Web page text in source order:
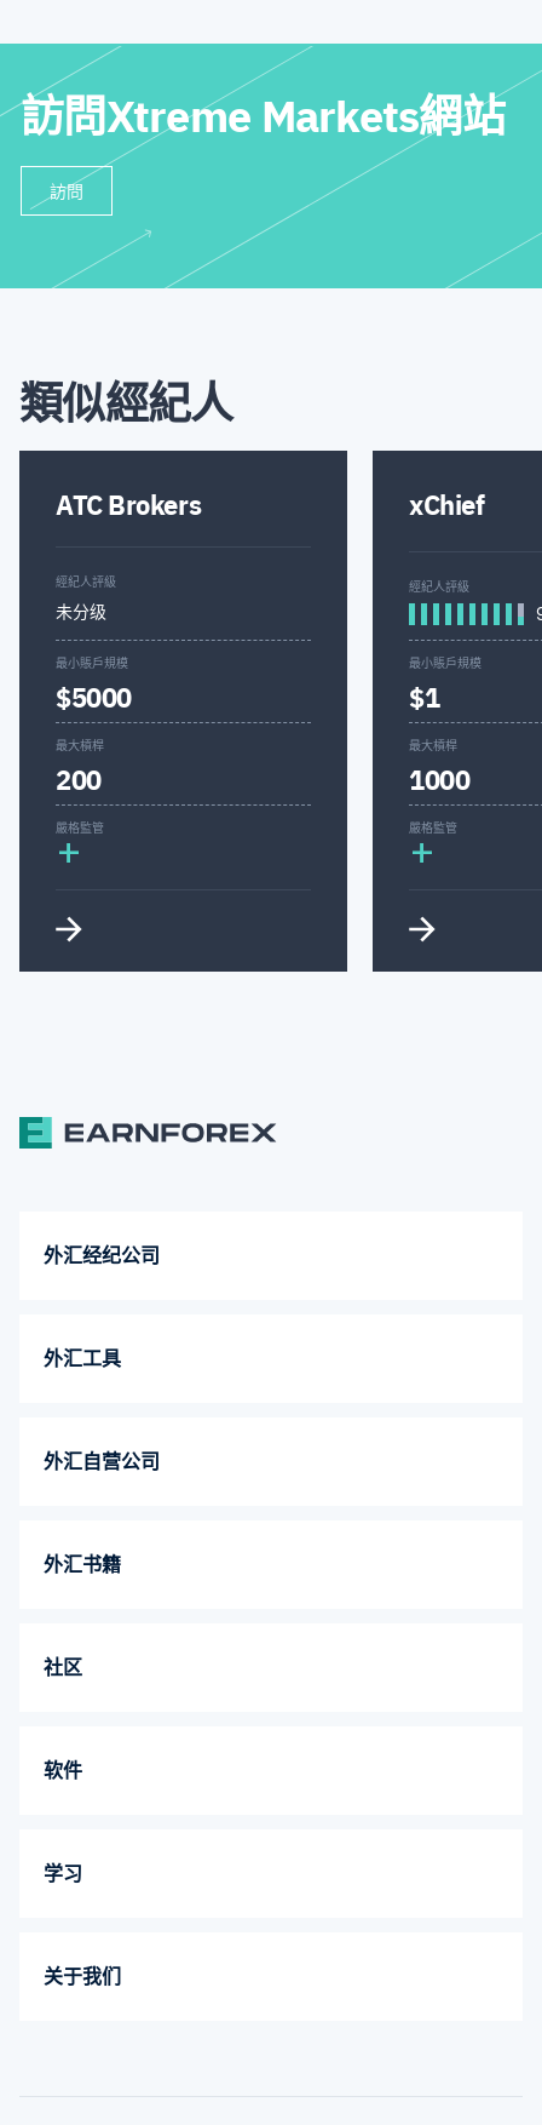
訪問Xtreme Markets網站
訪問
類似經紀人
ATC Brokers
經紀人評級
未分级
最小賬戶規模
$5000
最大槓桿
200
嚴格監管
+
xChief
經紀人評級
最小賬戶規模
$1
最大槓桿
1000
嚴格監管
+
外汇经纪公司
外汇工具
外汇自营公司
外汇书籍
社区
软件
学习
关于我们